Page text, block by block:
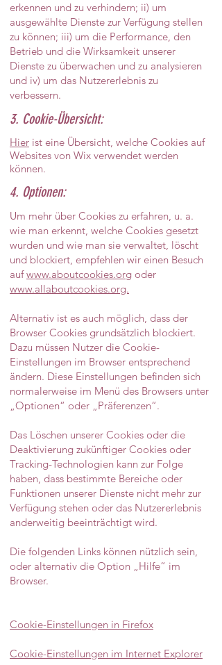
erkennen und zu verhindern; ii) um
ausgewählte Dienste zur Verfügung stellen
zu können; iii) um die Performance, den
Betrieb und die Wirksamkeit unserer
Dienste zu überwachen und zu analysieren
und iv) um das Nutzererlebnis zu
verbessern.
3. Cookie-Übersicht:
Hier ist eine Übersicht, welche Cookies auf
Websites von Wix verwendet werden
können.
4. Optionen:
Um mehr über Cookies zu erfahren, u. a.
wie man erkennt, welche Cookies gesetzt
wurden und wie man sie verwaltet, löscht
und blockiert, empfehlen wir einen Besuch
aufwww.aboutcookies.org oder
www.allaboutcookies.org.
Alternativ ist es auch möglich, dass der
Browser Cookies grundsätzlich blockiert.
Dazu müssen Nutzer die Cookie-
Einstellungen im Browser entsprechend
ändern. Diese Einstellungen befinden sich
normalerweise im Menü des Browsers unter
„Optionen“ oder „Präferenzen“.
Das Löschen unserer Cookies oder die
Deaktivierung zukünftiger Cookies oder
Tracking-Technologien kann zur Folge
haben, dass bestimmte Bereiche oder
Funktionen unserer Dienste nicht mehr zur
Verfügung stehen oder das Nutzererlebnis
anderweitig beeinträchtigt wird.
Die folgenden Links können nützlich sein,
oder alternativ die Option „Hilfe“ im
Browser.
Cookie-Einstellungen in Firefox
Cookie-Einstellungen im Internet Explorer